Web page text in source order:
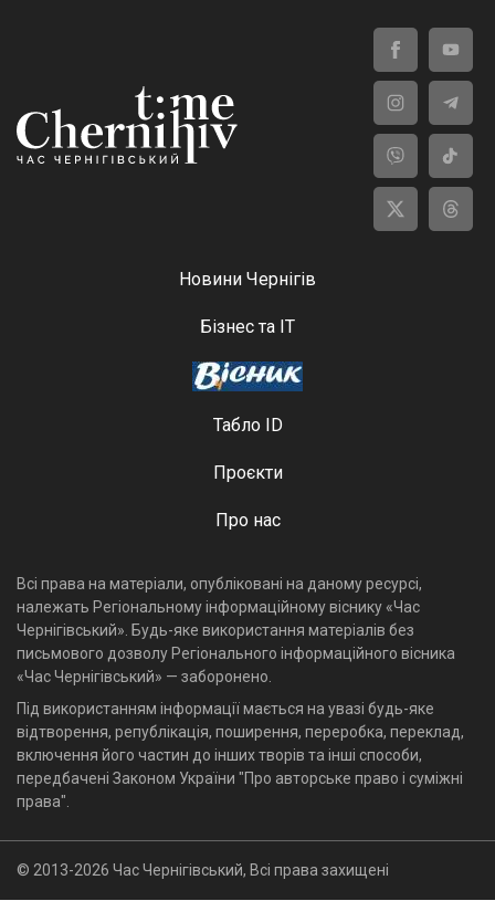
Новини Чернігів
Бізнес та ІТ
Табло ID
Проєкти
Про нас
Всі права на матеріали, опубліковані на даному ресурсі,
належать Регіональному інформаційному віснику «Час
Чернігівський». Будь-яке використання матеріалів без
письмового дозволу Регіонального інформаційного вісника
«Час Чернігівський» — заборонено.
Під використанням інформації мається на увазі будь-яке
відтворення, републікація, поширення, переробка, переклад,
включення його частин до інших творів та інші способи,
передбачені Законом України "Про авторське право і суміжні
права".
© 2013-2026 Час Чернігівський, Всі права захищені